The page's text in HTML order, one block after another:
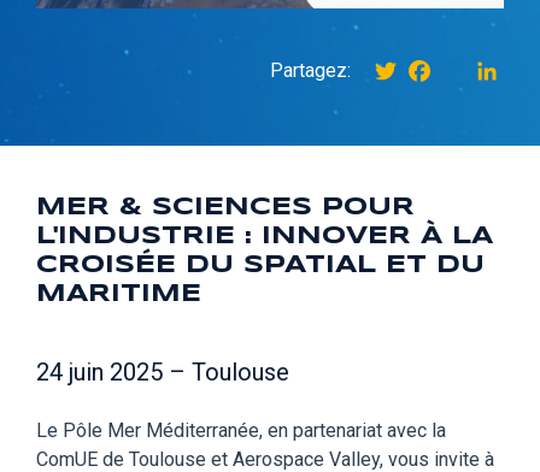
Partagez: TwitterFacebook
MER & SCIENCES POUR
L'INDUSTRIE : INNOVER À LA
CROISÉE DU SPATIAL ET DU
MARITIME
24 juin 2025 – Toulouse
Le Pôle Mer Méditerranée, en partenariat avec la
ComUE de Toulouse et Aerospace Valley, vous invite à